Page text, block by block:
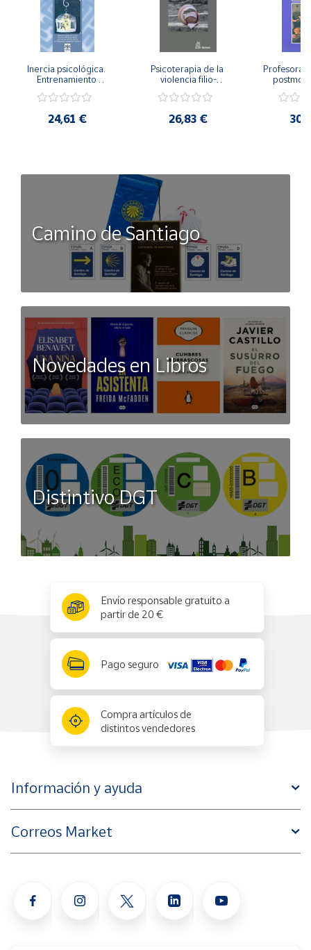
Inercia psicológica.
Entrenamiento
Igualdad de Género.
24,61 €
Psicoterapia de la
violencia filio-
secreto y la
26,83 €
Camino de Santiago
Novedades en Libros
Distintivo DGT
Envío responsable gratuito a
partir de 20 €
Pago seguro
Compra artículos de
distintos vendedores
Información y ayuda
Correos Market